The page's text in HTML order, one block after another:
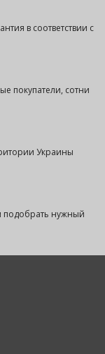
в соответствии с
покупатели, сотни
Украины
подобрать нужный